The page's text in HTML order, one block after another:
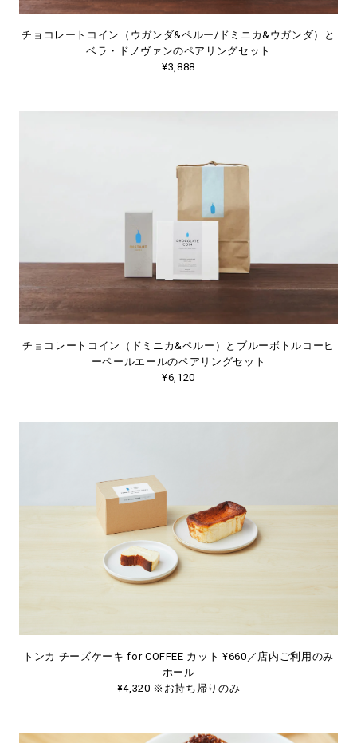
チョコレートコイン（ウガンダ&ペルー/ドミニカ&ウガンダ）と
ベラ・ドノヴァンのペアリングセット
¥3,888
チョコレートコイン（ドミニカ&ペルー）とブルーボトルコーヒ
ーペールエールのペアリングセット
¥6,120
トンカ チーズケーキ for COFFEE カット ¥660／店内ご利用のみ
ホール
¥4,320 ※お持ち帰りのみ